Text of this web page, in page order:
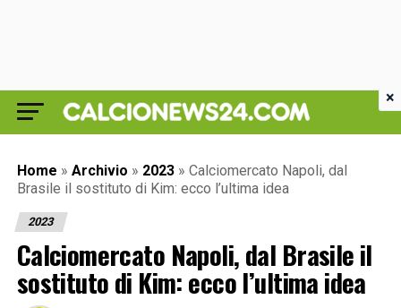
Home » Archivio » 2023 » Calciomercato Napoli, dal
Brasile il sostituto di Kim: ecco l’ultima idea
2023
Calciomercato Napoli, dal Brasile il
sostituto di Kim: ecco l’ultima idea
×